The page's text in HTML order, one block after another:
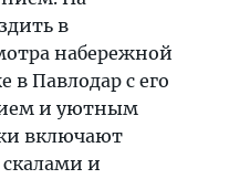
в
набережной
Павлодар с его
и уютным
включают
и